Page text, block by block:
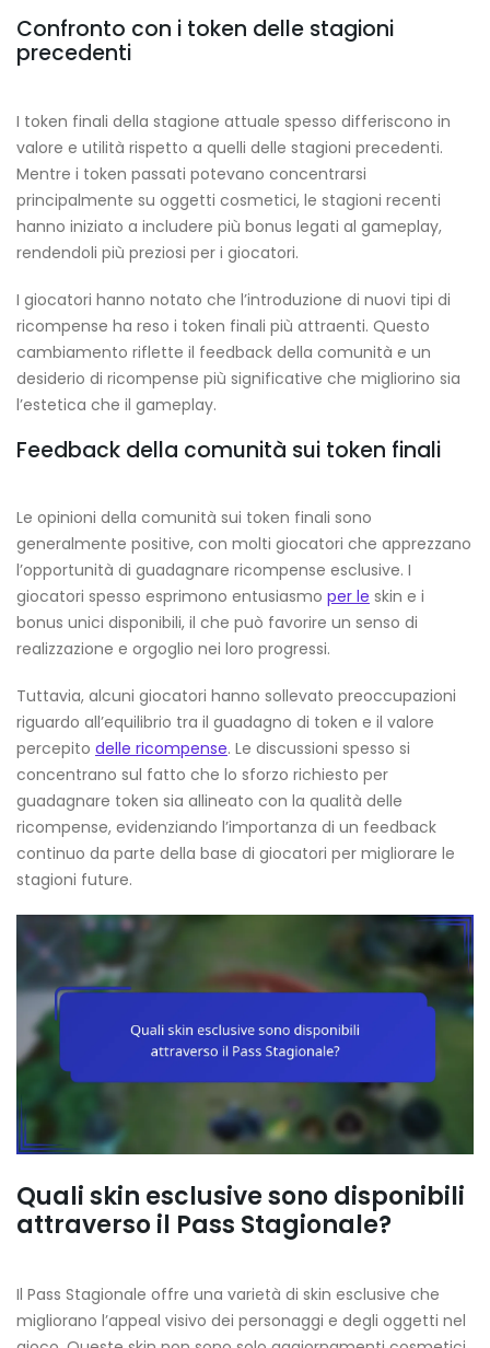
Confronto con i token delle stagioni
precedenti
I token finali della stagione attuale spesso differiscono in
valore e utilità rispetto a quelli delle stagioni precedenti.
Mentre i token passati potevano concentrarsi
principalmente su oggetti cosmetici, le stagioni recenti
hanno iniziato a includere più bonus legati al gameplay,
rendendoli più preziosi per i giocatori.
I giocatori hanno notato che l’introduzione di nuovi tipi di
ricompense ha reso i token finali più attraenti. Questo
cambiamento riflette il feedback della comunità e un
desiderio di ricompense più significative che migliorino sia
l’estetica che il gameplay.
Feedback della comunità sui token finali
Le opinioni della comunità sui token finali sono
generalmente positive, con molti giocatori che apprezzano
l’opportunità di guadagnare ricompense esclusive. I
giocatori spesso esprimono entusiasmo per le skin e i
bonus unici disponibili, il che può favorire un senso di
realizzazione e orgoglio nei loro progressi.
Tuttavia, alcuni giocatori hanno sollevato preoccupazioni
riguardo all’equilibrio tra il guadagno di token e il valore
percepito delle ricompense. Le discussioni spesso si
concentrano sul fatto che lo sforzo richiesto per
guadagnare token sia allineato con la qualità delle
ricompense, evidenziando l’importanza di un feedback
continuo da parte della base di giocatori per migliorare le
stagioni future.
Quali skin esclusive sono disponibili
attraverso il Pass Stagionale?
Il Pass Stagionale offre una varietà di skin esclusive che
migliorano l’appeal visivo dei personaggi e degli oggetti nel